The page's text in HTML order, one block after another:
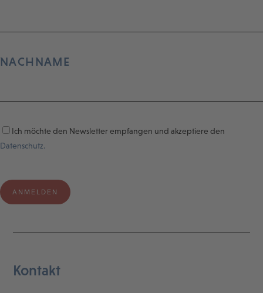
NACHNAME
Ich möchte den Newsletter empfangen und akzeptiere den
Datenschutz.
Kontakt